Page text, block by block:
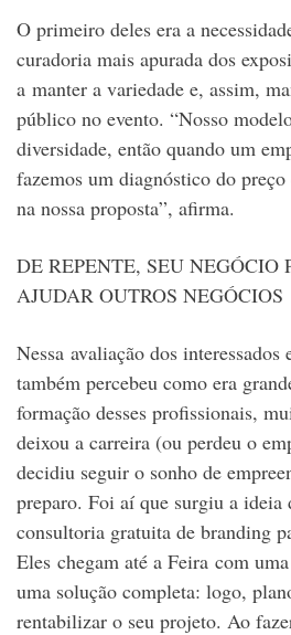
O primeiro deles era a
curadoria mais apurada dos
a manter a variedade e, assim,
público no evento. “Nosso
diversidade, então quando um
fazemos um diagnóstico do
na nossa proposta”, afirma.
DE REPENTE, SEU NEGÓCIO
AJUDAR OUTROS NEGÓCIOS
Nessa avaliação dos interessados
também percebeu como era
formação desses profissionais,
deixou a carreira (ou perdeu o
decidiu seguir o sonho de
preparo. Foi aí que surgiu a ideia
consultoria gratuita de branding
Eles chegam até a Feira com
uma solução completa: logo,
rentabilizar o seu projeto. Ao